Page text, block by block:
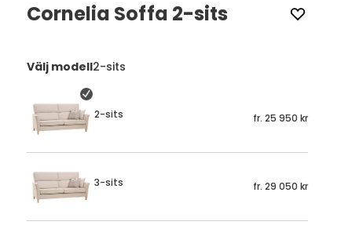
Cornelia Soffa 2-sits
Välj modell2-sits
2-sits fr. 25 950 kr
3-sits fr. 29 050 kr